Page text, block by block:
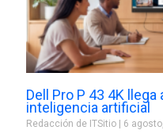
Dell Pro P 43 4K
inteligencia artificial
Redacción de ITSitio 6